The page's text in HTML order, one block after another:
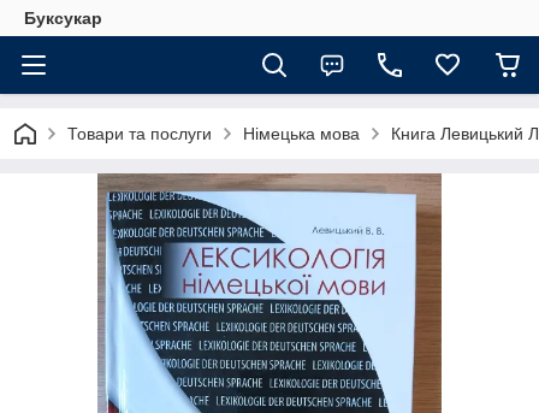
Буксукар
Товари та послуги Німецька мова Книга Левицький